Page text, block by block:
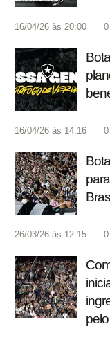
16/04/26 às 20:00 0
16/04/26 às 14:16 0
26/03/26 às 12:15 0